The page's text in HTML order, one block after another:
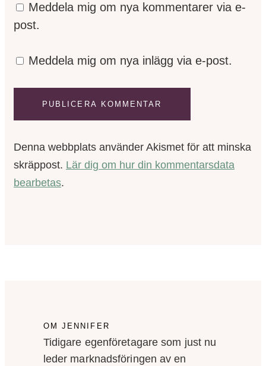
Meddela mig om nya kommentarer via e-
post.
Meddela mig om nya inlägg via e-post.
Denna webbplats använder Akismet för att minska
skräppost. Lär dig om hur din kommentarsdata
bearbetas.
OM JENNIFER
Tidigare egenföretagare som just nu
leder marknadsföringen av en